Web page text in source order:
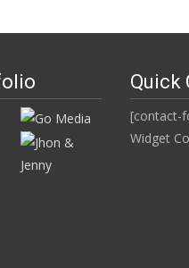
Quick
[contact-
Widget